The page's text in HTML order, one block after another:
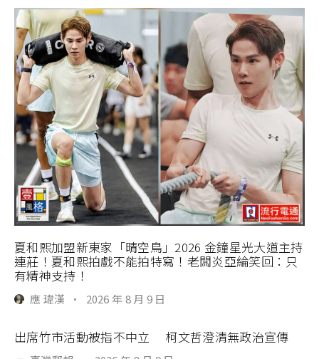
夏和熙加盟新東家「晴空鳥」2026 金鐘星光大道主持
連莊！夏和熙拍戲不能拍特寫！老闆炎亞綸笑回：只
有精神支持！
應 瑋漢 · 2026 年 8 月 9 日
出席竹市活動被指不中立 柯文哲澄清無政治宣傳